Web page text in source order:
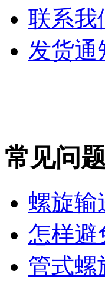
联系我
发货通
常见问题
螺旋输
怎样避
管式螺